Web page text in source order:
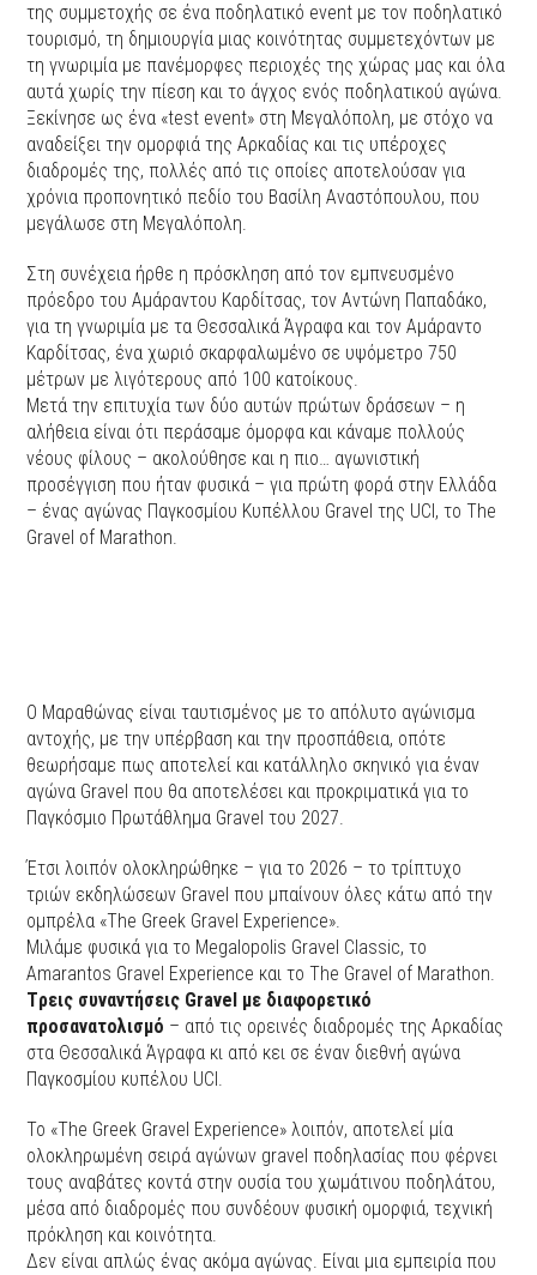
της συμμετοχής σε ένα ποδηλατικό event με τον ποδηλατικό
τουρισμό, τη δημιουργία μιας κοινότητας συμμετεχόντων με
τη γνωριμία με πανέμορφες περιοχές της χώρας μας και όλα
αυτά χωρίς την πίεση και το άγχος ενός ποδηλατικού αγώνα.
Ξεκίνησε ως ένα «test event» στη Μεγαλόπολη, με στόχο να
αναδείξει την ομορφιά της Αρκαδίας και τις υπέροχες
διαδρομές της, πολλές από τις οποίες αποτελούσαν για
χρόνια προπονητικό πεδίο του Βασίλη Αναστόπουλου, που
μεγάλωσε στη Μεγαλόπολη.
Στη συνέχεια ήρθε η πρόσκληση από τον εμπνευσμένο
πρόεδρο του Αμάραντου Καρδίτσας, τον Αντώνη Παπαδάκο,
για τη γνωριμία με τα Θεσσαλικά Άγραφα και τον Αμάραντο
Καρδίτσας, ένα χωριό σκαρφαλωμένο σε υψόμετρο 750
μέτρων με λιγότερους από 100 κατοίκους.
Μετά την επιτυχία των δύο αυτών πρώτων δράσεων – η
αλήθεια είναι ότι περάσαμε όμορφα και κάναμε πολλούς
νέους φίλους – ακολούθησε και η πιο… αγωνιστική
προσέγγιση που ήταν φυσικά – για πρώτη φορά στην Ελλάδα
– ένας αγώνας Παγκοσμίου Κυπέλλου Gravel της UCI, το The
Gravel of Marathon.
O Μαραθώνας είναι ταυτισμένος με το απόλυτο αγώνισμα
αντοχής, με την υπέρβαση και την προσπάθεια, οπότε
θεωρήσαμε πως αποτελεί και κατάλληλο σκηνικό για έναν
αγώνα Gravel που θα αποτελέσει και προκριματικά για το
Παγκόσμιο Πρωτάθλημα Gravel του 2027.
Έτσι λοιπόν ολοκληρώθηκε – για το 2026 – το τρίπτυχο
τριών εκδηλώσεων Gravel που μπαίνουν όλες κάτω από την
ομπρέλα «The Greek Gravel Experience».
Μιλάμε φυσικά για το Megalopolis Gravel Classic, το
Amarantos Gravel Experience και το The Gravel of Marathon.
Tρεις συναντήσεις Gravel με διαφορετικό
προσανατολισμό – από τις ορεινές διαδρομές της Αρκαδίας
στα Θεσσαλικά Άγραφα κι από κει σε έναν διεθνή αγώνα
Παγκοσμίου κυπέλου UCI.
Το «The Greek Gravel Experience» λοιπόν, αποτελεί μία
ολοκληρωμένη σειρά αγώνων gravel ποδηλασίας που φέρνει
τους αναβάτες κοντά στην ουσία του χωμάτινου ποδηλάτου,
μέσα από διαδρομές που συνδέουν φυσική ομορφιά, τεχνική
πρόκληση και κοινότητα.
Δεν είναι απλώς ένας ακόμα αγώνας. Είναι μια εμπειρία που